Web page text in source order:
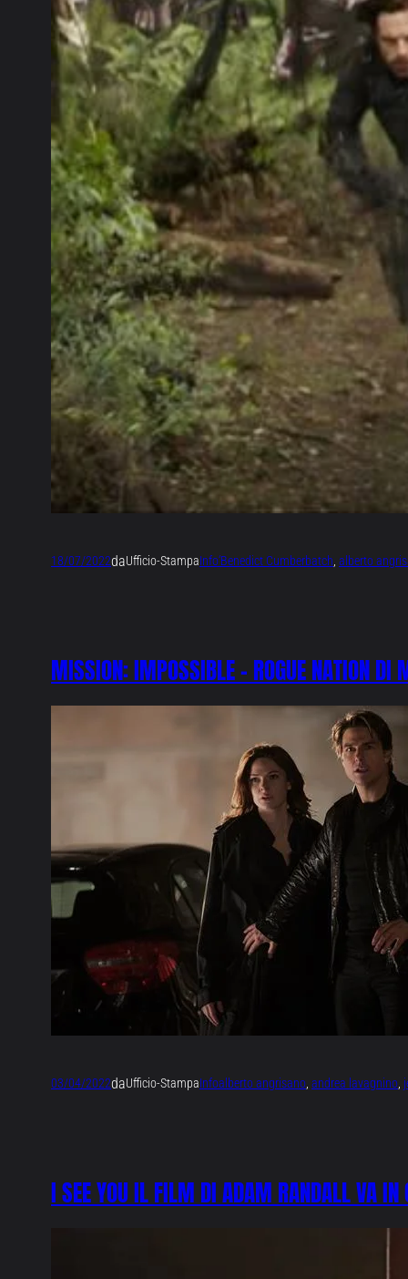
18/07/2022daUfficio-StampaInfo‘Benedict Cumberbatch, alberto
MISSION: IMPOSSIBLE – ROGUE NATION DI
03/04/2022daUfficio-StampaInfoalberto angrisano, andrea lavagnino,
I SEE YOU IL FILM DI ADAM RANDALL VA IN